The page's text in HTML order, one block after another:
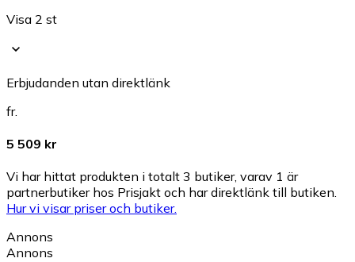
Visa 2 st
Erbjudanden utan direktlänk
fr.
5 509 kr
Vi har hittat produkten i totalt 3 butiker, varav 1 är
partnerbutiker hos Prisjakt och har direktlänk till butiken.
Hur vi visar priser och butiker.
Annons
Annons